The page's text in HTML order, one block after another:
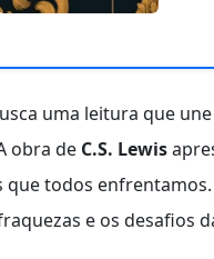
uma leitura que
obra de C.S. Lewis
que todos
e os desafios